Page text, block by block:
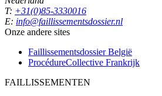
T: +31(0)85-3330016
E: info@faillissementsdossier.nl
Onze andere sites
Faillissementsdossier België
ProcédureCollective Frankrijk
FAILLISSEMENTEN